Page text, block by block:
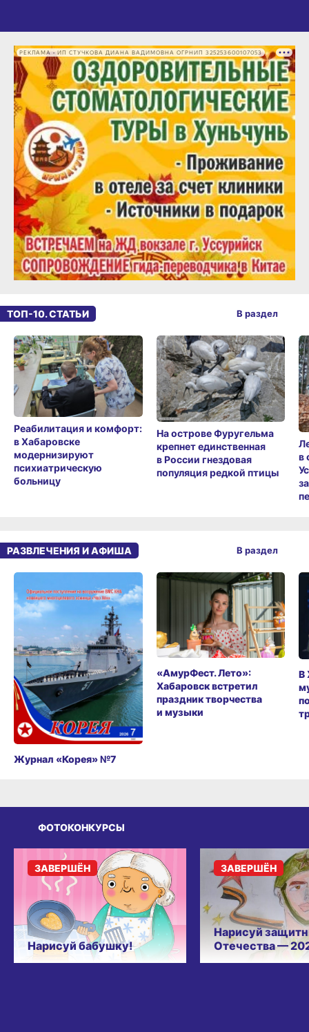
РЕКЛАМА • ИП СТУЧКОВА ДИАНА ВАДИМОВНА ОГРНИП 325253600107053
ТОП-10. СТАТЬИ
Реабилитация и комфорт:
в Хабаровске
модернизируют
психиатрическую
больницу
На острове Фуругельма
крепнет единственная
в России гнездовая
популяция редкой птицы
в
В раздел
РАЗВЛЕЧЕНИЯ И АФИША
Журнал «Корея» №7
«АмурФест. Лето»:
Хабаровск встретил
праздник творчества
и музыки
В
В раздел
ФОТОКОНКУРСЫ
Нарисуй бабушку!
ЗАВЕРШЁН
Нарисуй
Отечества —
ЗАВЕРШЁН